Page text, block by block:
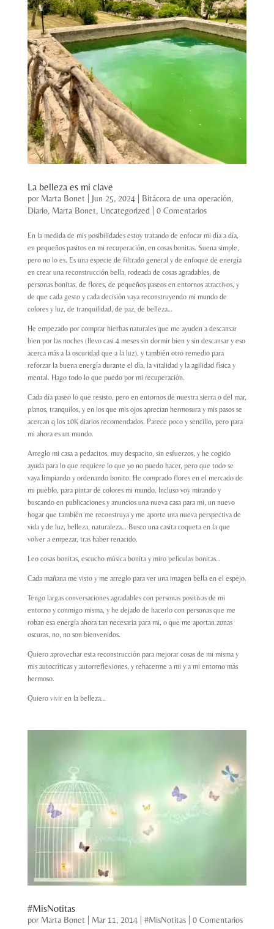
La belleza es mi clave
por Marta Bonet Jun 25, 2024| Bitácora de una operación,
Diario, Marta Bonet, Uncategorized 0 Comentarios
En la medida de mis posibilidades estoy tratando de enfocar mi día a día,
en pequeños pasitos en mi recuperación, en cosas bonitas. Suena simple,
pero no lo es. Es una especie de filtrado general y de enfoque de energía
en crear una reconstrucción bella, rodeada de cosas agradables, de
personas bonitas, de flores, de pequeños paseos en entornos atractivos, y
de que cada gesto y cada decisión vaya reconstruyendo mi mundo de
colores y luz, de tranquilidad, de paz, de belleza…
He empezado por comprar hierbas naturales que me ayuden a descansar
bien por las noches (llevo casi 4 meses sin dormir bien y sin descansar y eso
acerca más a la oscuridad que a la luz), y también otro remedio para
reforzar la buena energía durante el día, la vitalidad y la agilidad física y
mental. Hago todo lo que puedo por mi recuperación.
Cada día paseo lo que resisto, pero en entornos de nuestra sierra o del mar,
planos, tranquilos, y en los que mis ojos aprecian hermosura y mis pasos se
acercan q los 10K diarios recomendados. Parece poco y sencillo, pero para
mi ahora es un mundo.
Arreglo mi casa a pedacitos, muy despacito, sin esfuerzos, y he cogido
ayuda para lo que requiere lo que yo no puedo hacer, pero que todo se
vaya limpiando y ordenando bonito. He comprado flores en el mercado de
mi pueblo, para pintar de colores mi mundo. Incluso voy mirando y
buscando en publicaciones y anuncios una nueva casa para mi, un nuevo
hogar que también me reconstruya y me aporte una nueva perspectiva de
vida y de luz, belleza, naturaleza… Busco una casita coqueta en la que
volver a empezar, tras haber renacido.
Leo cosas bonitas, escucho música bonita y miro películas bonitas…
Cada mañana me visto y me arreglo para ver una imagen bella en el espejo.
Tengo largas conversaciones agradables con personas positivas de mi
entorno y conmigo misma, y he dejado de hacerlo con personas que me
roban esa energía ahora tan necesaria para mi, o que me aportan zonas
oscuras, no, no son bienvenidos.
Quiero aprovechar esta reconstrucción para mejorar cosas de mi misma y
mis autocríticas y autorreflexiones, y rehacerme a mi y a mi entorno más
hermoso.
Quiero vivir en la belleza…
#MisNotitas
por Marta Bonet Mar 11, 2014| #MisNotitas| 0 Comentarios